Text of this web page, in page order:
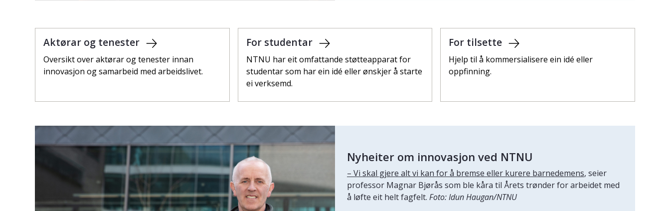
Aktørar og tenester
Oversikt over aktørar og tenester innan
innovasjon og samarbeid med arbeidslivet.
For studentar
NTNU har eit omfattande støtteapparat for
studentar som har ein idé eller ønskjer å starte
ei verksemd.
For tilsette
Hjelp til å kommersialisere ein idé eller
oppfinning.
Nyheiter om innovasjon ved NTNU
– Vi skal gjere alt vi kan for å bremse eller kurere barnedemens, seier
professor Magnar Bjørås som ble kåra til Årets trønder for arbeidet med
å løfte eit helt fagfelt. Foto: Idun Haugan/NTNU